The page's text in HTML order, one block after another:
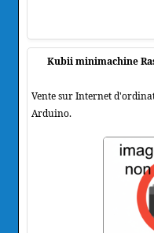
Kubii minimachine
Vente sur Internet
Arduino.